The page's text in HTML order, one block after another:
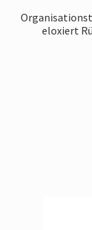
eloxiert